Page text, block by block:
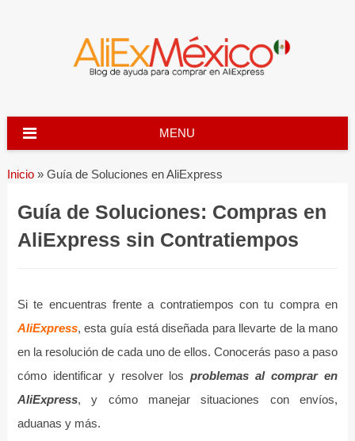
MENU
Inicio »Guía de Soluciones en AliExpress
Guía de Soluciones: Compras en
AliExpress sin Contratiempos
Si te encuentras frente a contratiempos con tu compra en
AliExpress, esta guía está diseñada para llevarte de la mano
en la resolución de cada uno de ellos. Conocerás paso a paso
cómo identificar y resolver losproblemas al comprar en
AliExpress, y cómo manejar situaciones con envíos,
aduanas y más.